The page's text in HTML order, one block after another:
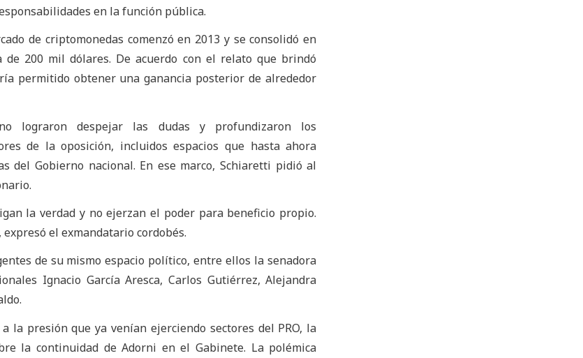
en la función pública.
de criptomonedas comenzó en 2013 y se consolidó en
de 200 mil dólares. De acuerdo con el relato que brindó
permitido obtener una ganancia posterior de alrededor
lograron despejar las dudas y profundizaron los
de la oposición, incluidos espacios que hasta ahora
del Gobierno nacional. En ese marco, Schiaretti pidió al
la verdad y no ejerzan el poder para beneficio propio.
el exmandatario cordobés.
de su mismo espacio político, entre ellos la senadora
Ignacio García Aresca, Carlos Gutiérrez, Alejandra
la presión que ya venían ejerciendo sectores del PRO, la
la continuidad de Adorni en el Gabinete. La polémica